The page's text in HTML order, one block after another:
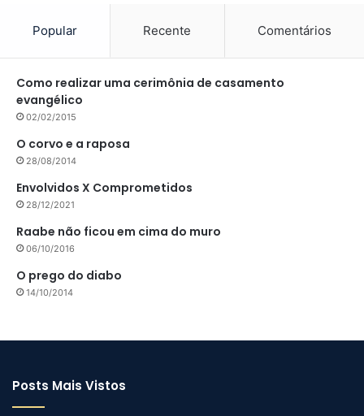
Popular Recente Comentários
Como realizar uma cerimônia de casamento
evangélico
02/02/2015
O corvo e a raposa
28/08/2014
Envolvidos X Comprometidos
28/12/2021
Raabe não ficou em cima do muro
06/10/2016
O prego do diabo
14/10/2014
Posts Mais Vistos